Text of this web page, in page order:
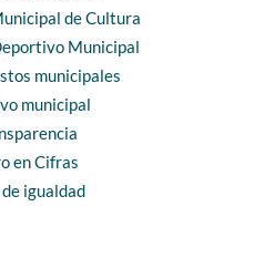
de Cultura
Municipal
municipales
municipal
en Cifras
igualdad